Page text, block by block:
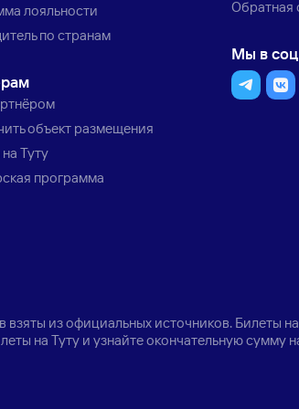
лояльности
по странам
объект размещения
Туту
программа
Обратная
Мы в
из официальных источников. Билеты
на Туту и узнайте окончательную сумму